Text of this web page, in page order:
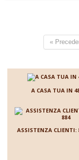
«
A CASA TUA IN
ASSISTENZA CLIENTI: